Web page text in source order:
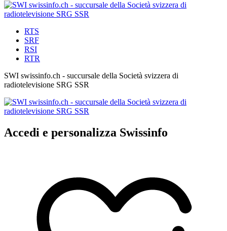
RTS
SRF
RSI
RTR
SWI swissinfo.ch - succursale della Società svizzera di
radiotelevisione SRG SSR
Accedi e personalizza Swissinfo